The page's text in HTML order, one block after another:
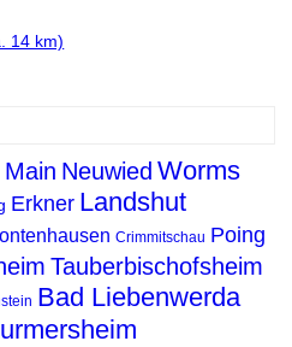
14 km)
Neuwied Worms
Erkner Landshut
Crimmitschau Poing
Tauberbischofsheim
Bad Liebenwerda